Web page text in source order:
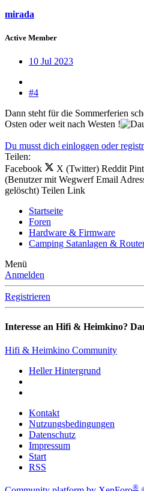
mirada
Active Member
10 Jul 2023
#4
Dann steht für die Sommerferien
Osten oder weit nach Westen !
Du musst dich einloggen oder
Teilen:
Facebook
X (Twitter) Reddit
(Benutzer mit Wegwerf Email
gelöscht) Teilen Link
Startseite
Foren
Hardware & Firmware
Camping Satanlagen &
Menü
Anmelden
Registrieren
Interesse an Hifi & Heimkino?
Hifi & Heimkino Community
Heller Hintergrund
Kontakt
Nutzungsbedingungen
Datenschutz
Impressum
Start
RSS
®